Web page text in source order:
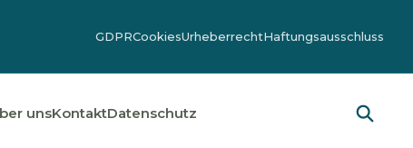
GDPRCookiesUrheberrechtHaftungsausschluss
unsKontaktDatenschutz